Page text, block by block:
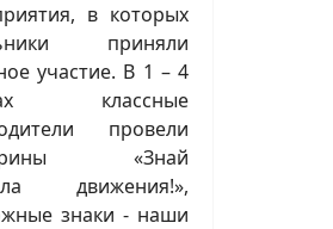
в которых
приняли
участие. В 1 – 4
классные
провели
«Знай
движения!»,
знаки - наши